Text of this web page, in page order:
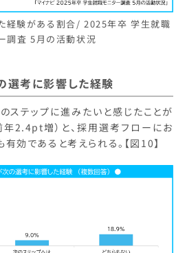
た経験がある割合/ 2025年卒 学生就職
調査 5月の活動状況
選考に影響した経験
ステップに進みたいと感じたことが
年2.4pt増）と、採用選考フローにお
効であると考えられる。【図10】